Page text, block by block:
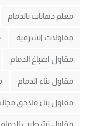
معلم دهانات بالدمام
مقاولات الشرقية
مقاول اصباغ الدمام
مقاول بناء الدمام
مقاول بناء ملاحق
مقاول تشطيب الدمام